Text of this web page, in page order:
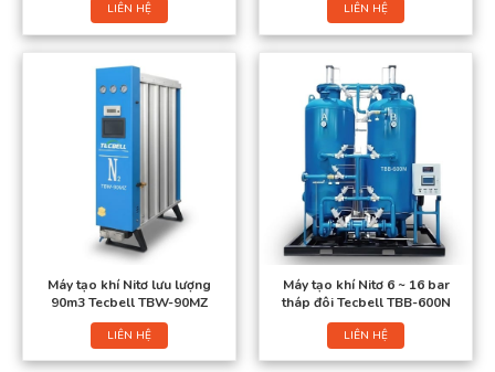
LIÊN HỆ LIÊN HỆ
Máy tạo khí Nitơ lưu lượng
90m3 Tecbell TBW-90MZ
LIÊN HỆ
Máy tạo khí Nitơ 6 ~ 16 bar
tháp đôi Tecbell TBB-600N
LIÊN HỆ